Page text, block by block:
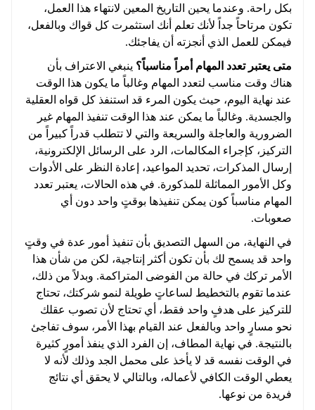
بكل راحة. وعندما يحين التاريخ المعين لانتهاء هذا العمل،
تكون مرتاحاً جداً لأنك تعلم أنك استثمرت كل قواك وبالفعل،
فيمكن للعمل الذي أنجزته أن يفاجئك.
متى يعتبر تعدد المهام أمراً مناسباً؟ ينبغي الاعتراف بأن
هناك وقت مناسب لتعدد المهام وغالباً ما يكون هذا الوقت
عند نهاية اليوم، حيث يكون المرء قد استنفذ كل قواه العقلية
والجسدية. وغالباً ما يمكن عند هذا الوقت تنفيذ المهام غير
الضرورية والعاجلة والسريعة والتي لا تتطلب قدراً كبيراً من
التركيز، كإجراء المكالمات، الرد على الرسائل الإلكترونية،
إرسال المذكرات، تحديد المواعيد، إعادة النظر على الأدوات
وكل الأمور المماثلة للمذكورة. في هذه الحالات، يعتبر تعدد
المهام مناسباً كون يمكن تنفيذها بوقتٍ واحد دون أي
صعوبات.
في النهاية، من السهل التصديق بأن تنفيذ أمور عدة في وقتٍ
واحد قد يسمح لك بأن تكون أكثر إنتاجية، لكن من شأن هذا
الأمر تركك في حالة من الفوضى المتراكمة. وبدلاً من ذلك،
عندما تقوم بالتخطيط لساعاتٍ طويلة لنمو شركتك، تحتاج
للتركيز على هدفٍ واحد فقط، أي تحتاج لأن تصوب عقلك
نحو مسارٍ واحد وبالفعل عند القيام بهذا الأمر، سوف تفاجئ
بالنتيجة. في نهاية المطاف، إن الفرد الذي ينفذ أمورٍ كثيرة
في الوقت نفسه قد لا يأخذ على محمل الجد وذلك لأنه لا
يعطي الوقت الكافي لأعماله، وبالتالي لا يحقق أي نتائج
فريدة من نوعها.